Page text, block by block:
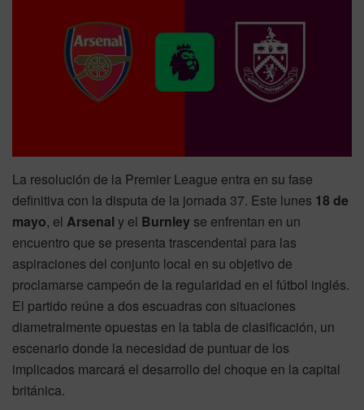
La resolución de la Premier League entra en su fase
definitiva con la disputa de la jornada 37. Este lunes 18 de
mayo, el Arsenal y el Burnley se enfrentan en un
encuentro que se presenta trascendental para las
aspiraciones del conjunto local en su objetivo de
proclamarse campeón de la regularidad en el fútbol inglés.
El partido reúne a dos escuadras con situaciones
diametralmente opuestas en la tabla de clasificación, un
escenario donde la necesidad de puntuar de los
implicados marcará el desarrollo del choque en la capital
británica.